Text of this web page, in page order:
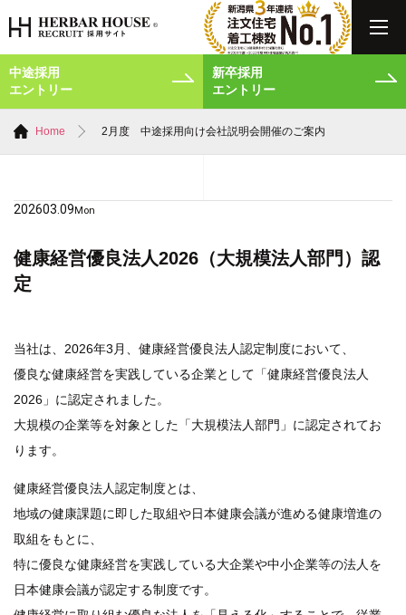
中途採用
エントリー
新卒採用
エントリー
Home 2月度 中途採用向け会社説明会開催のご案内
202603.09Mon
健康経営優良法人2026（大規模法人部門）認
定
当社は、2026年3月、健康経営優良法人認定制度において、
優良な健康経営を実践している企業として「健康経営優良法人
2026」に認定されました。
大規模の企業等を対象とした「大規模法人部門」に認定されてお
ります。
健康経営優良法人認定制度とは、
地域の健康課題に即した取組や日本健康会議が進める健康増進の
取組をもとに、
特に優良な健康経営を実践している大企業や中小企業等の法人を
日本健康会議が認定する制度です。